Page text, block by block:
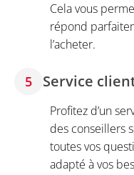
Cela vous
répond
l’acheter.
5 Service
Profitez d’un
des conseillers
toutes vos
adapté à vos